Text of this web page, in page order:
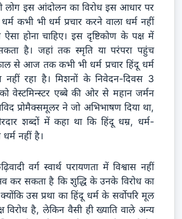
इस आंदोलन का विरोध इस आधार पर
कभी भी धर्म प्रचार करने वाला धर्म नहीं
होना चाहिए। इस दृष्टिकोण के पक्ष में
है। जहां तक स्मृति या परंपरा पहुंच
से आज तक कभी भी धर्म प्रचार हिंदू धर्म
नहीं रहा है। मिशनों के निवेदन-दिवस 3
वेस्टमिन्स्टर एब्बे की ओर से महान जर्मन
प्रोमैक्समूलर ने जो अभिभाषण दिया था,
शब्दों में कहा था कि हिंदू धम्र, धर्म-
धर्म नहीं है।
वर्ग स्वार्थ परायणता में विश्वास नहीं
कर सकता है कि शुद्धि के उनके विरोध का
उस प्रथा का हिंदू धर्म के सर्वोपरि मूल
विरोध है, लेकिन वैसी ही ख्याति वाले अन्य